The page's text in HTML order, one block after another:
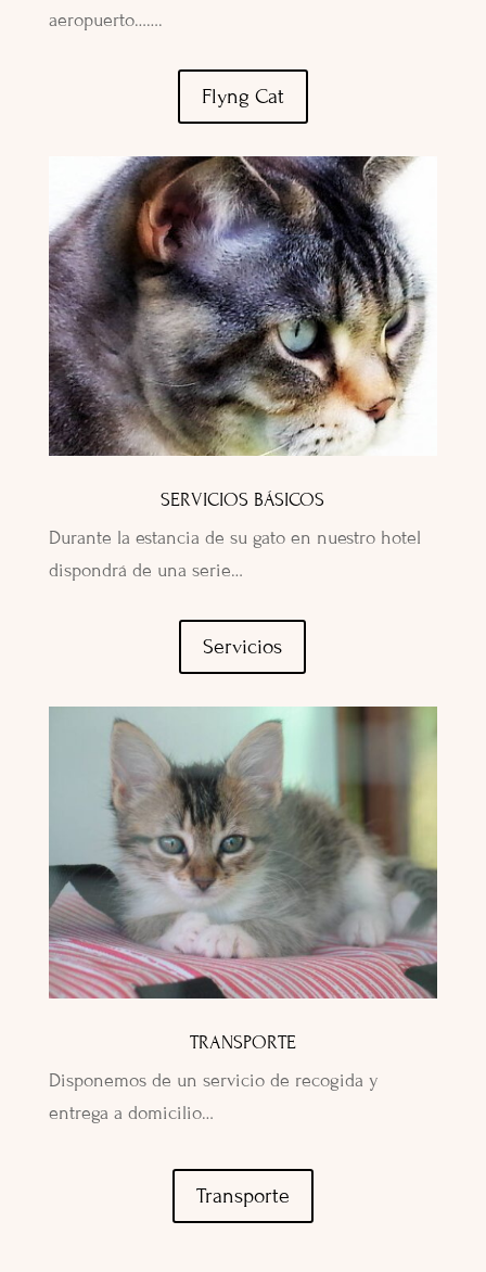
aeropuerto…….
Flyng Cat
SERVICIOS BÁSICOS
Durante la estancia de su gato en nuestro hotel
dispondrá de una serie…
Servicios
TRANSPORTE
Disponemos de un servicio de recogida y
entrega a domicilio…
Transporte